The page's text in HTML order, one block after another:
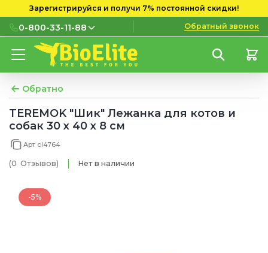
Зарегистрируйся и получи 7% постоянной скидки!
0-800-33-11-88
0-800-33-11-88
мобильных номеров
(097) 133 11 88
(095) 133 11 88
Обратный звонок
Обратно
TEREMOK "Шик" Лежанка для котов и
собак 30 x 40 x 8 см
Арт cl4764
(0 Отзывов) Нет в наличии
-5%